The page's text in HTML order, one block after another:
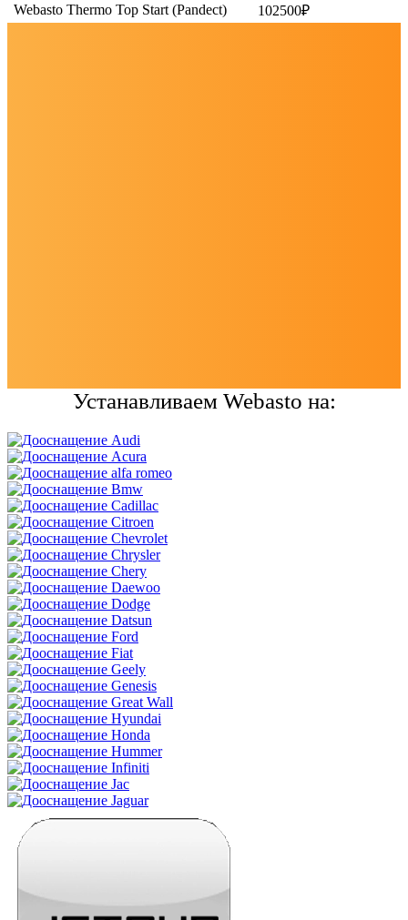
Webasto Thermo Top Start (Pandеct)
102500₽
Устанавливаем Webasto на: